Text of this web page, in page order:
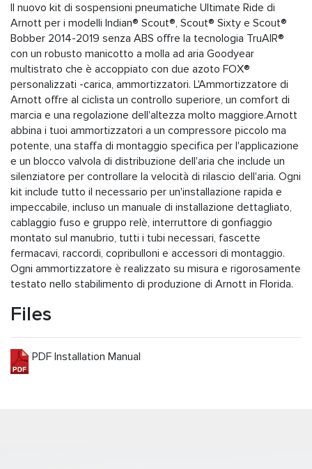
Il nuovo kit di sospensioni pneumatiche Ultimate Ride di
Arnott per i modelli Indian® Scout®, Scout® Sixty e Scout®
Bobber 2014-2019 senza ABS offre la tecnologia TruAIR®
con un robusto manicotto a molla ad aria Goodyear
multistrato che è accoppiato con due azoto FOX®
personalizzati -carica, ammortizzatori. L'Ammortizzatore di
Arnott offre al ciclista un controllo superiore, un comfort di
marcia e una regolazione dell'altezza molto maggiore.Arnott
abbina i tuoi ammortizzatori a un compressore piccolo ma
potente, una staffa di montaggio specifica per l'applicazione
e un blocco valvola di distribuzione dell'aria che include un
silenziatore per controllare la velocità di rilascio dell'aria. Ogni
kit include tutto il necessario per un'installazione rapida e
impeccabile, incluso un manuale di installazione dettagliato,
cablaggio fuso e gruppo relè, interruttore di gonfiaggio
montato sul manubrio, tutti i tubi necessari, fascette
fermacavi, raccordi, copribulloni e accessori di montaggio.
Ogni ammortizzatore è realizzato su misura e rigorosamente
testato nello stabilimento di produzione di Arnott in Florida.
Files
PDF Installation Manual